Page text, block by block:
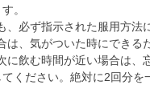
。
、必ず指示された服用方法
は、気がついた時にできる
に飲む時間が近い場合は、
ください。絶対に2回分を